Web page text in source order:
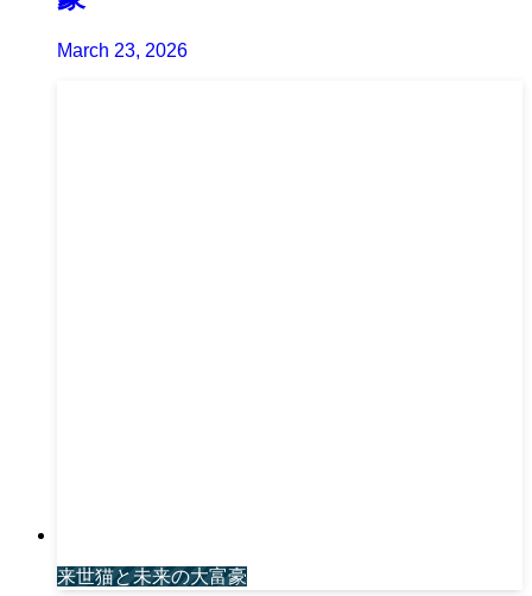
March 23, 2026
来世猫と未来の大富豪